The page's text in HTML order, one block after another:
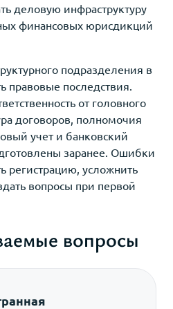
деловую инфраструктуру
финансовых юрисдикций
подразделения в
правовые последствия.
от головного
договоров, полномочия
учет и банковский
заранее. Ошибки
регистрацию, усложнить
вопросы при первой
вопросы